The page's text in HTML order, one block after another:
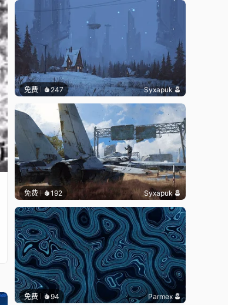
免费 247 Syxapuk
免费 192 Syxapuk
免费 94 Parmex